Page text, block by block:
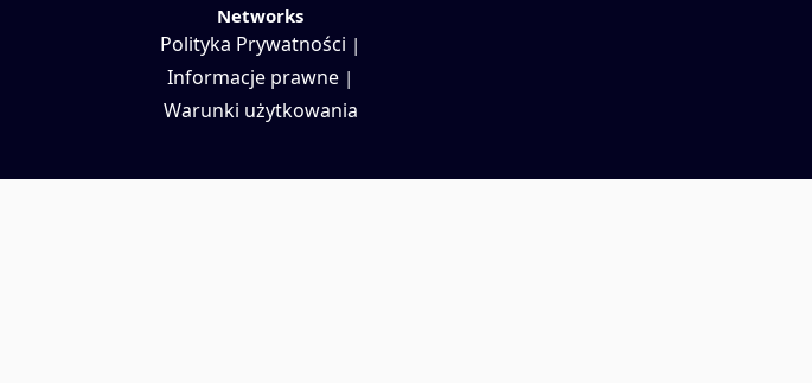
Networks
Polityka Prywatności |
Informacje prawne |
Warunki użytkowania